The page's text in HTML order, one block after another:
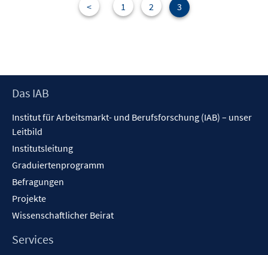
< 1 2 3
Footer
Das IAB
Institut für Arbeitsmarkt- und Berufsforschung (IAB) – unser
Leitbild
Institutsleitung
Graduiertenprogramm
Befragungen
Projekte
Wissenschaftlicher Beirat
Services